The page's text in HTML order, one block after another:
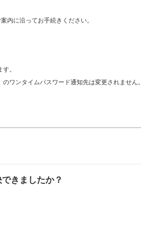
内に沿ってお手続きください。
。
ワンタイムパスワード通知先は変更されません。
きましたか？